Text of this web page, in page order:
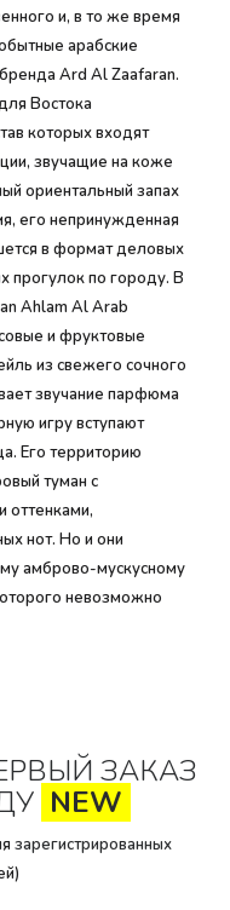
и, в то же время
арабские
Ard Al Zaafaran.
Востока
которых входят
звучащие на коже
ориентальный запах
его непринужденная
в формат деловых
прогулок по городу. В
Ahlam Al Arab
и фруктовые
из свежего сочного
звучание парфюма
игру вступают
Его территорию
туман с
оттенками,
нот. Но и они
амброво-мускусному
невозможно
ЗАКАЗ
NEW
зарегистрированных